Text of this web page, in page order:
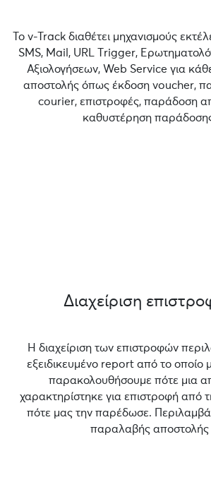
Το v-Track διαθέτει μηχανισμούς
SMS, Mail, URL Τrigger,
Αξιολογήσεων, Web Service για
αποστολής όπως έκδοση voucher,
courier, επιστροφές, παράδοση
καθυστέρηση
Διαχείριση
Η διαχείριση των επιστροφών
εξειδικευμένο report από το οποίο
παρακολουθήσουμε πότε μια
χαρακτηρίστηκε για επιστροφή από
πότε μας την παρέδωσε.
παραλαβής αποστολής